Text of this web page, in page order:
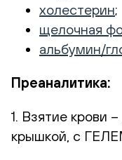
холестерин;
щелочная
альбумин/
Преаналитика:
1. Взятие крови
крышкой, с